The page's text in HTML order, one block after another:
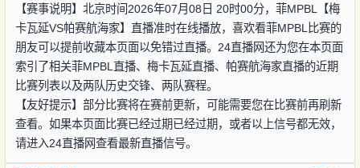
【赛事说明】北京时间2026年07月08日 20时00分，菲MPBL【梅
卡瓦延VS帕赛航海家】直播准时在线播放，喜欢看菲MPBL比赛的
朋友可以提前收藏本页面以免错过直播。24直播网还为您在本页面
索引了相关菲MPBL直播、梅卡瓦延直播、帕赛航海家直播的近期
比赛列表以及两队历史交锋、两队赛程。
【友好提示】部分比赛将在赛前更新，可能需要您在比赛前再刷新
查看。如果本页面比赛已经过期已经过期，或者以上信号都无效，
请进入24直播网查看最新直播信号。